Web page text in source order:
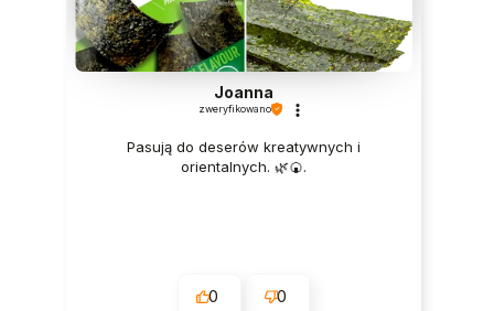
Joanna
zweryfikowano
Pasują do deserów kreatywnych i
orientalnych. 🌿🍘.
0 0